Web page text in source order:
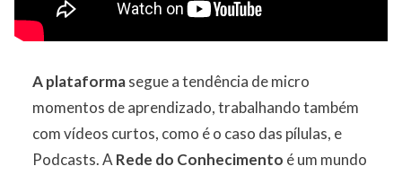
A plataformasegue a tendência de micro
momentos de aprendizado, trabalhando também
com vídeos curtos, como é o caso das pílulas, e
Podcasts. A Rede do Conhecimento é um mundo